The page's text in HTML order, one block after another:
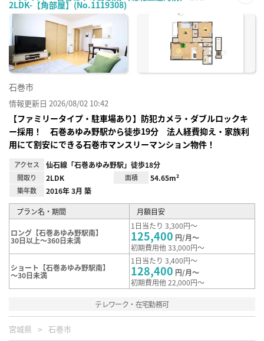
2LDK-【角部屋】(No.1119308)
に入
石巻市
情報更新日 2026/08/02 10:42
【ファミリータイプ・駐車場あり】防犯カメラ・ダブルロックキ
ー採用！ 石巻あゆみ野駅から徒歩19分 法人経費抑え・家族利
用にて割安にできる石巻市マンスリーマンション物件！
アクセス 仙石線「石巻あゆみ野駅」徒歩18分
間取り 2LDK 面積 54.65m²
築年数 2016年 3月 築
プラン名・期間 月額目安
ロング【石巻あゆみ野駅南】
30日以上～360日未満
1日当たり 3,300円～
125,400 円/月～
初期費用他 33,000円～
ショート【石巻あゆみ野駅南】
～30日未満
1日当たり 3,400円～
128,400 円/月～
初期費用他 22,000円～
テレワーク・在宅勤務可
宮城県 石巻市